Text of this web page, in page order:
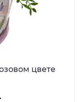
цвете